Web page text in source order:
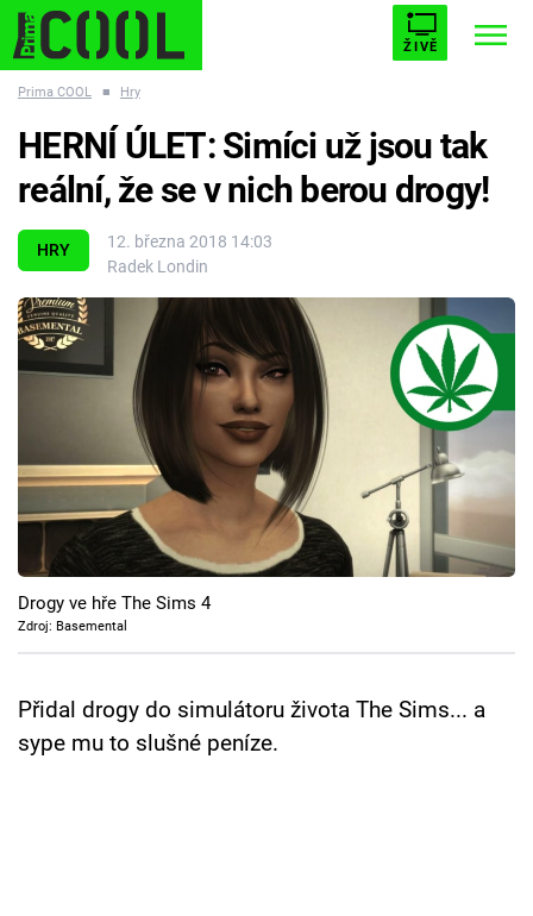
ŽIVĚ
ESCAPE PLNEJ KOTEL AVENGERS 5
Témata
Filmy
Cool Esport
Pořady
Sledujte prima+
Prima COOL ■ Hry
HRY
12. března 2018 14:03
Radek Londin
HERNÍ ÚLET: Simíci už jsou tak
reální, že se v nich berou drogy!
Drogy ve hře The Sims 4
Zdroj: Basemental
Přidal drogy do simulátoru života The Sims... a
sype mu to slušné peníze.